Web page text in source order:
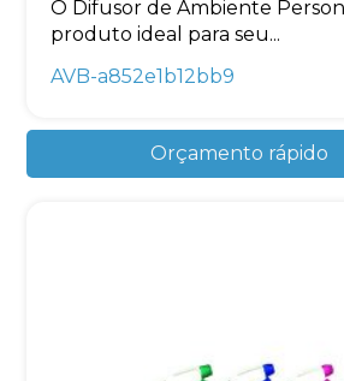
O Difusor de Ambiente
produto ideal para seu...
AVB-a852e1b12bb9
Orçamento rápido